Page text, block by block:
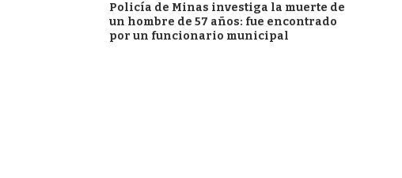
Policía de Minas investiga la muerte de
un hombre de 57 años: fue encontrado
por un funcionario municipal